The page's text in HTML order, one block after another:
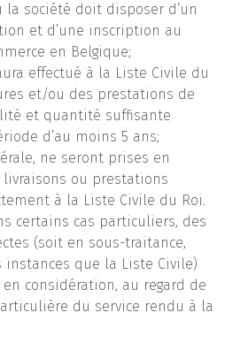
société doit disposer d’un
et d’une inscription au
en Belgique;
effectué à la Liste Civile du
et/ou des prestations de
et quantité suffisante
d’au moins 5 ans;
ne seront prises en
ou prestations
à la Liste Civile du Roi.
certains cas particuliers, des
(soit en sous-traitance,
instances que la Liste Civile)
considération, au regard de
du service rendu à la